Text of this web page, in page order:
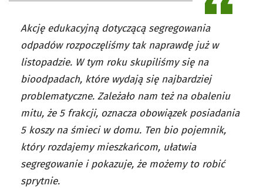
Akcję edukacyjną dotyczącą segregowania
odpadów rozpoczęliśmy tak naprawdę już w
listopadzie. W tym roku skupiliśmy się na
bioodpadach, które wydają się najbardziej
problematyczne. Zależało nam też na obaleniu
mitu, że 5 frakcji, oznacza obowiązek posiadania
5 koszy na śmieci w domu. Ten bio pojemnik,
który rozdajemy mieszkańcom, ułatwia
segregowanie i pokazuje, że możemy to robić
sprytnie.